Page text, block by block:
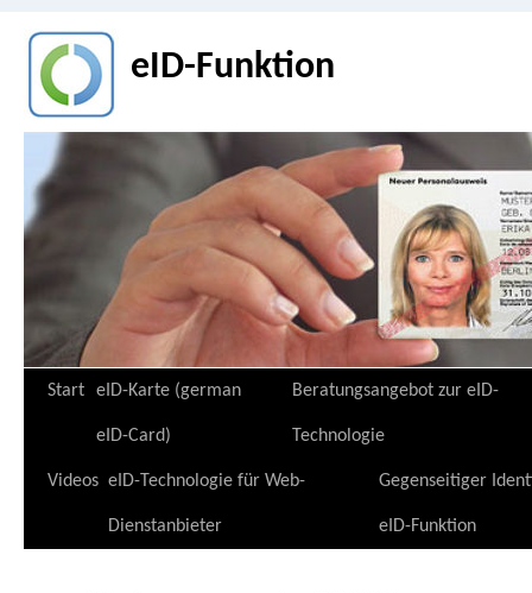
eID-Funktion
Zum
springen
Start eID-Karte (german
eID-Card)
Beratungsangebot zur eID-
Technologie
Videos eID-Technologie für Web-
Dienstanbieter
Gegenseitiger
eID-Funktion